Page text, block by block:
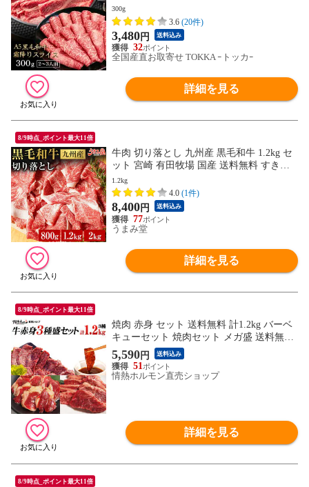
しゃぶしゃぶ すき焼き すき焼き肉 お取り
寄せ プレゼント
300g
3.6 (20件)
3,480円 送料込み
32
全国産直お取寄せ TOKKA ｰトッカｰ
詳細を見る
8/9時点_ポイント最大11倍
牛肉 切り落とし 九州産 黒毛和牛 1.2kg セ
ット 宮崎 有田牧場 国産 送料無料 すき焼
き 和牛 お取り寄せグルメ 高級 食品 ギフ
ト [産直]
1.2kg
4.0 (1件)
8,400円 送料込み
77
うまみ堂
詳細を見る
8/9時点_ポイント最大11倍
焼肉 赤身 セット 送料無料 計1.2kg バーベ
キューセット 焼肉セット メガ盛 送料無料
牛赤身3種盛り 肉 食品 にく 焼肉特集（ハ
ラミ 牛ロース ジューシーカルビ) (北海
道・沖縄配送は別途送料追加)
5,590円 送料込み
51
情熱ホルモン直売ショップ
詳細を見る
8/9時点_ポイント最大11倍